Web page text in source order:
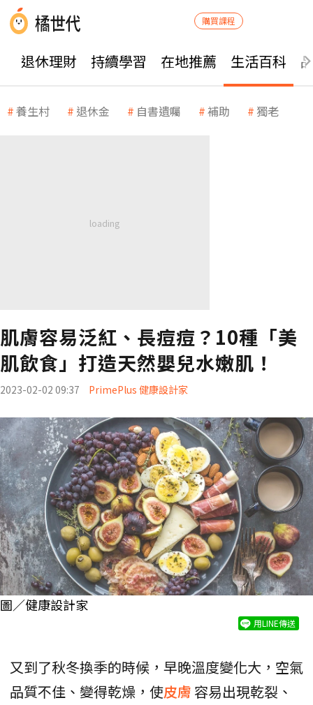
購買課程
退休理財 持續學習 在地推薦 生活百科
養生村 退休金 自書遺囑 補助 獨老
肌膚容易泛紅、長痘痘？10種「美
肌飲食」打造天然嬰兒水嫩肌！
2023-02-02 09:37 PrimePlus 健康設計家
圖／健康設計家
用LINE傳送
又到了秋冬換季的時候，早晚溫度變化大，空氣
品質不佳、變得乾燥，使皮膚 容易出現乾裂、